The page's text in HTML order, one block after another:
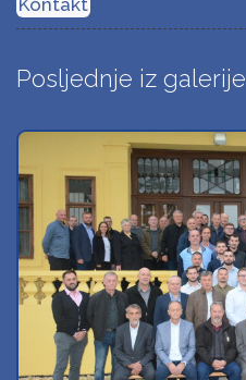
Posljednje iz galerije